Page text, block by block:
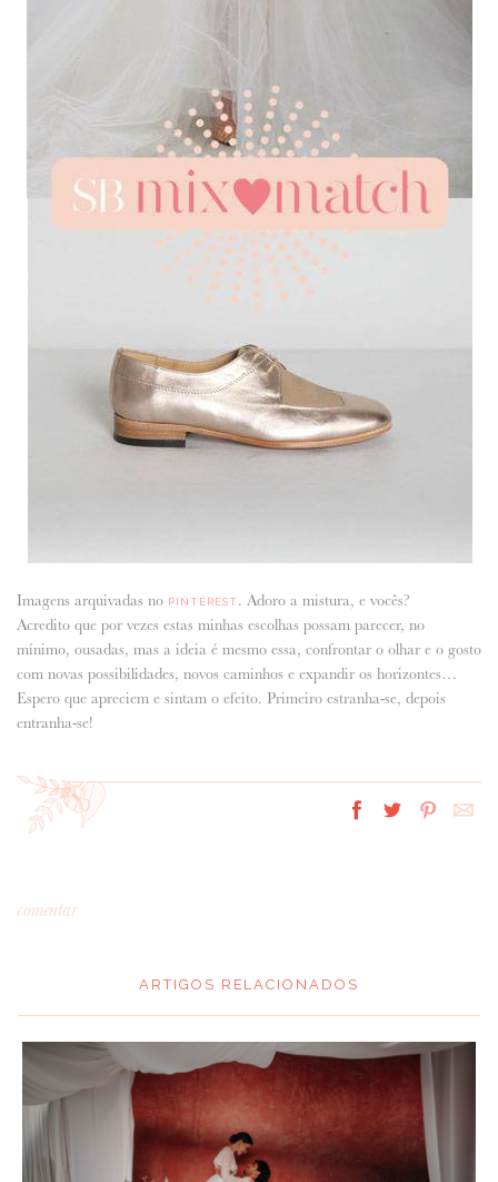
Imagens arquivadas no PINTEREST . Adoro a mistura, e vocês?
Acredito que por vezes estas minhas escolhas possam parecer, no
mínimo, ousadas, mas a ideia é mesmo essa, confrontar o olhar e o gosto
com novas possibilidades, novos caminhos e expandir os horizontes…
Espero que apreciem e sintam o efeito. Primeiro estranha-se, depois
entranha-se!
comentar
ARTIGOS RELACIONADOS